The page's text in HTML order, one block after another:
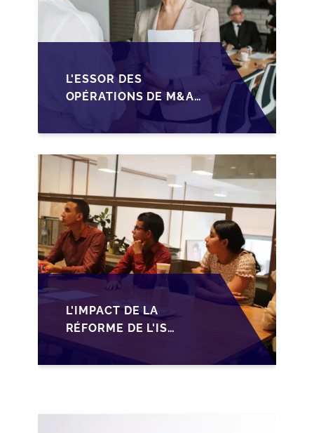
L'ESSOR DES
OPÉRATIONS DE M&A
MID-MARKET AU
MAROC EN 2026 :
DÉFIS POUR LES PME
L'IMPACT DE LA
RÉFORME DE L'IS
MAROCAIN SUR LA
TRANSMISSION DES